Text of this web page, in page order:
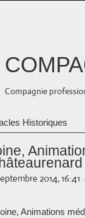
Compagnie
Historiques
2014, 16:41